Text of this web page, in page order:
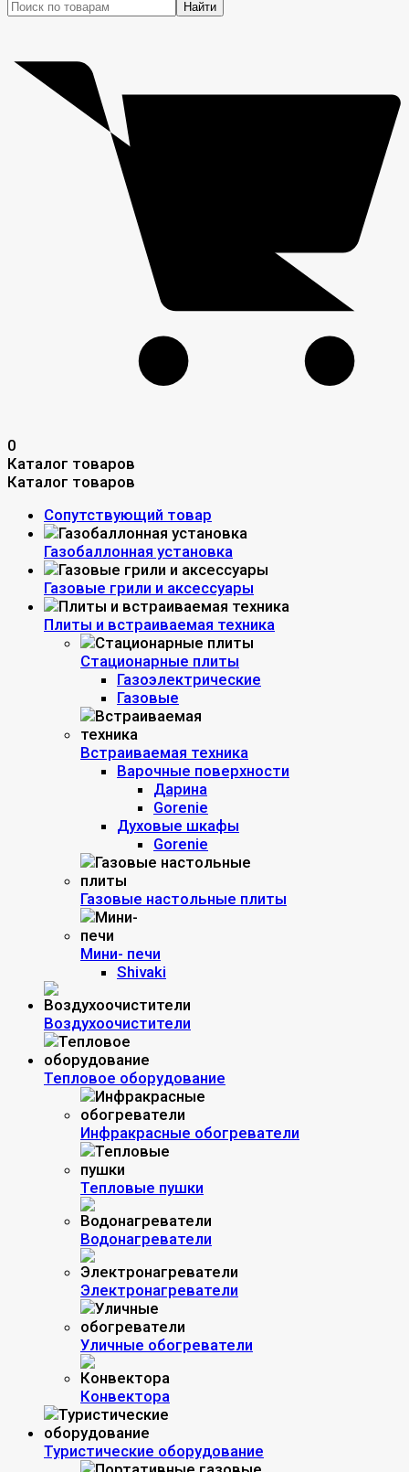
Найти
0
Каталог товаров
Каталог товаров
Сопутствующий товар
Газобаллонная установка
Газовые грили и аксессуары
Плиты и встраиваемая техника
Стационарные плиты
Газоэлектрические
Газовые
Встраиваемая техника
Варочные поверхности
Дарина
Gorenie
Духовые шкафы
Gorenie
Газовые настольные плиты
Мини- печи
Shivaki
Воздухоочистители
Тепловое оборудование
Инфракрасные обогреватели
Тепловые пушки
Водонагреватели
Электронагреватели
Уличные обогреватели
Конвектора
Туристические оборудование